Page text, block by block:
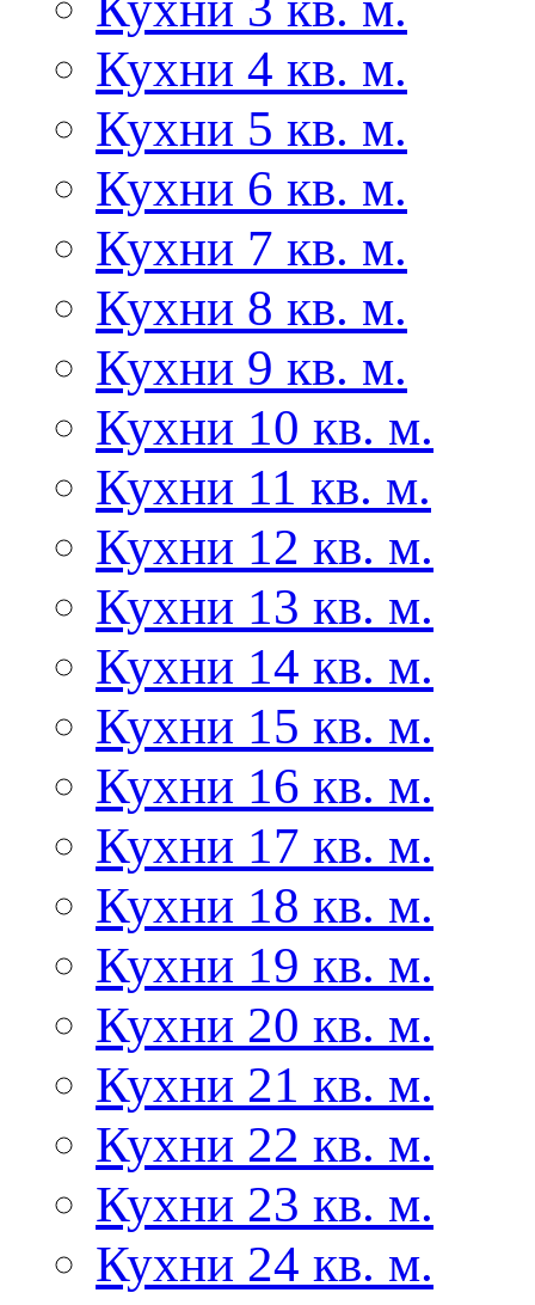
Кухни 4 кв. м.
Кухни 5 кв. м.
Кухни 6 кв. м.
Кухни 7 кв. м.
Кухни 8 кв. м.
Кухни 9 кв. м.
Кухни 10 кв. м.
Кухни 11 кв. м.
Кухни 12 кв. м.
Кухни 13 кв. м.
Кухни 14 кв. м.
Кухни 15 кв. м.
Кухни 16 кв. м.
Кухни 17 кв. м.
Кухни 18 кв. м.
Кухни 19 кв. м.
Кухни 20 кв. м.
Кухни 21 кв. м.
Кухни 22 кв. м.
Кухни 23 кв. м.
Кухни 24 кв. м.